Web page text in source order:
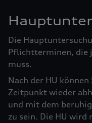
Die
Pflichtterminen, die
muss.
Nach der HU
Zeitpunkt wieder
und mit dem
zu sein. Die HU wird